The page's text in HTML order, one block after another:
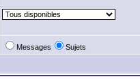
Messages Sujets